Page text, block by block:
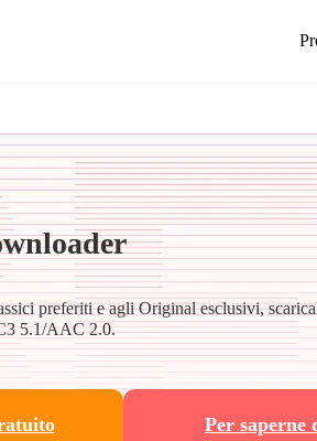
preferiti e agli Original esclusivi,
5.1/AAC 2.0.
Per saperne